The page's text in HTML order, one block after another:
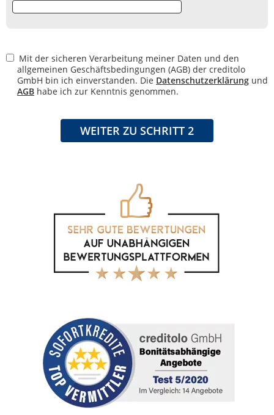
Mit der sicheren Verarbeitung meiner Daten und den
allgemeinen Geschäftsbedingungen (AGB) der creditolo
GmbH bin ich einverstanden. Die Datenschutzerklärung und
AGB habe ich zur Kenntnis genommen.